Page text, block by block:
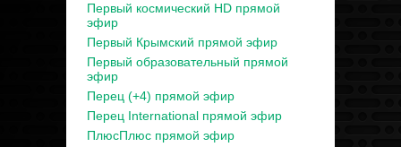
Первый космический HD прямой
эфир
Первый Крымский прямой эфир
Первый образовательный прямой
эфир
Перец (+4) прямой эфир
Перец International прямой эфир
ПлюсПлюс прямой эфир